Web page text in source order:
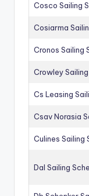
Cosco Sailing
Cosiarma
Cronos Sailing
Crowley
Cs Leasing
Csav Norasia
Culines Sailing
Dal Sailing